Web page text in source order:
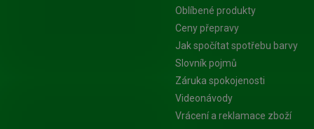
Oblíbené produkty
Ceny přepravy
Jak spočítat spotřebu barvy
Slovník pojmů
Záruka spokojenosti
Videonávody
Vrácení a reklamace zboží